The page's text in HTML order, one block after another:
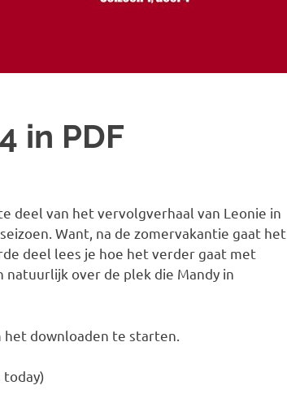
in PDF
deel van het vervolgverhaal van Leonie in
Want, na de zomervakantie gaat het
deel lees je hoe het verder gaat met
natuurlijk over de plek die Mandy in
downloaden te starten.
today)